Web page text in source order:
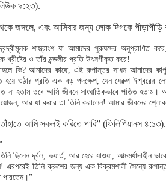
৯:২৩).
জঙ্গলে, এবং আসিবার জন্য লোক দিগকে
শাস্ত্রাংশ যা আমাদের পুরুষদের অনুপ্রাণিত
খ্রীষ্টের ও তাঁর মন্ডলীর প্রতি উৎসর্গীকৃত করে!
কি? আমাদের কাছে, এই রুপান্তর সাধন আমাদের
হয়ে ওঠার প্রতি এক বড় পদক্ষেপ, যেন যেরুপ ঈশ্বরের
না হতাম তবে আমি জীবনে সাংঘাতিকভাবে পতিত
আর যা করার তা তিনি করালেন! আমার জীবনের
আমি সকলই করিতে পারি” (ফিলিপিয়ানস ৪:১৩).
ছিলেন দূর্বল, ভয়ার্ত, আর হেরে যাওয়া, আত্মমর্যাদাহীন
এরপরেই তিনি ক্রুশের জন্য এক বিক্রমশালী সৈন্যে
পারতেন।”